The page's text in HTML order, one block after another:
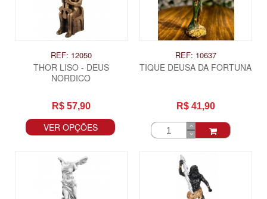
REF: 12050
THOR LISO - DEUS
NORDICO
R$ 57,90
VER OPÇÕES
REF: 10637
TIQUE DEUSA DA FORTUNA
R$ 41,90